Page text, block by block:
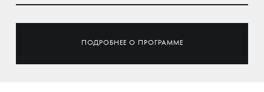
ПОДРОБНЕЕ О ПРОГРАММЕ